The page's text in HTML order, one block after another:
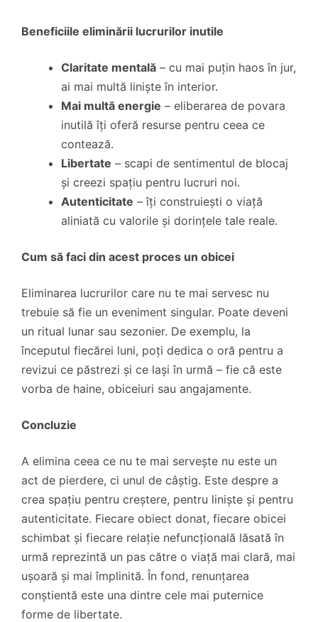
Beneficiile eliminării lucrurilor inutile
Claritate mentală – cu mai puțin haos în jur,
ai mai multă liniște în interior.
Mai multă energie – eliberarea de povara
inutilă îți oferă resurse pentru ceea ce
contează.
Libertate – scapi de sentimentul de blocaj
și creezi spațiu pentru lucruri noi.
Autenticitate – îți construiești o viață
aliniată cu valorile și dorințele tale reale.
Cum să faci din acest proces un obicei
Eliminarea lucrurilor care nu te mai servesc nu
trebuie să fie un eveniment singular. Poate deveni
un ritual lunar sau sezonier. De exemplu, la
începutul fiecărei luni, poți dedica o oră pentru a
revizui ce păstrezi și ce lași în urmă – fie că este
vorba de haine, obiceiuri sau angajamente.
Concluzie
A elimina ceea ce nu te mai servește nu este un
act de pierdere, ci unul de câștig. Este despre a
crea spațiu pentru creștere, pentru liniște și pentru
autenticitate. Fiecare obiect donat, fiecare obicei
schimbat și fiecare relație nefuncțională lăsată în
urmă reprezintă un pas către o viață mai clară, mai
ușoară și mai împlinită. În fond, renunțarea
conștientă este una dintre cele mai puternice
forme de libertate.